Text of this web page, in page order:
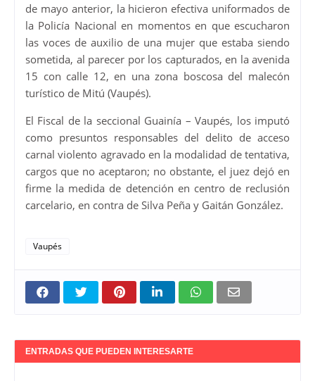
de mayo anterior, la hicieron efectiva uniformados de
la Policía Nacional en momentos en que escucharon
las voces de auxilio de una mujer que estaba siendo
sometida, al parecer por los capturados, en la avenida
15 con calle 12, en una zona boscosa del malecón
turístico de Mitú (Vaupés).
El Fiscal de la seccional Guainía – Vaupés, los imputó
como presuntos responsables del delito de acceso
carnal violento agravado en la modalidad de tentativa,
cargos que no aceptaron; no obstante, el juez dejó en
firme la medida de detención en centro de reclusión
carcelario, en contra de Silva Peña y Gaitán González.
Vaupés
ENTRADAS QUE PUEDEN INTERESARTE